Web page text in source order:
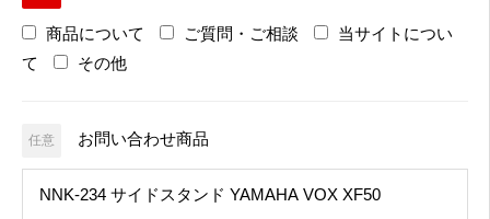
商品について ご質問・ご相談
当サイトについ
て
その他
任意 お問い合わせ商品